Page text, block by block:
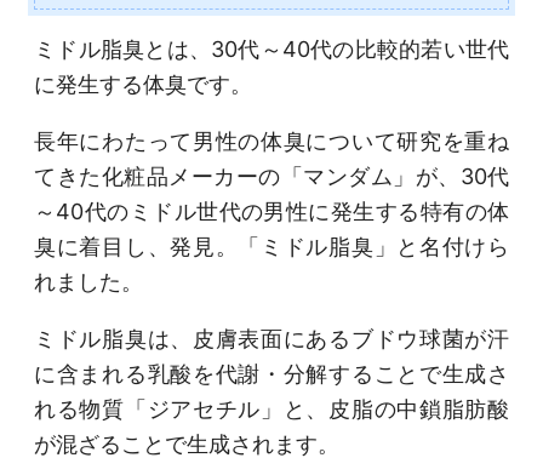
ミドル脂臭とは、30代～40代の比較的若い世代
に発生する体臭です。
長年にわたって男性の体臭について研究を重ね
てきた化粧品メーカーの「マンダム」が、30代
～40代のミドル世代の男性に発生する特有の体
臭に着目し、発見。「ミドル脂臭」と名付けら
れました。
ミドル脂臭は、皮膚表面にあるブドウ球菌が汗
に含まれる乳酸を代謝・分解することで生成さ
れる物質「ジアセチル」と、皮脂の中鎖脂肪酸
が混ざることで生成されます。